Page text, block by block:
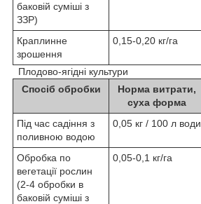
баковій суміші з
ЗЗР)
Краплинне
зрошення
0,15-0,20 кг/га
Плодово-ягідні культури
Спосіб обробки
Норма витрати,
суха форма
Під час садіння з
поливною водою
0,05 кг / 100 л води
Обробка по
вегетації рослин
(2-4 обробки в
баковій суміші з
0,05-0,1 кг/га